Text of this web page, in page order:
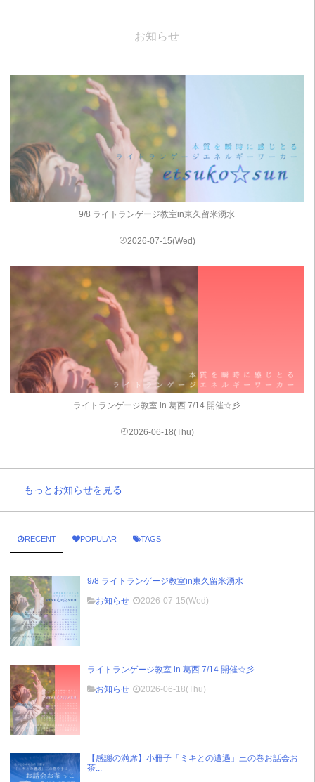
お知らせ
9/8 ライトランゲージ教室in東久留米湧水
2026-07-15(Wed)
ライトランゲージ教室 in 葛西 7/14 開催☆彡
2026-06-18(Thu)
.....もっとお知らせを見る
RECENT POPULAR TAGS
9/8 ライトランゲージ教室in東久留米湧水
お知らせ
2026-07-15(Wed)
ライトランゲージ教室 in 葛西 7/14 開催☆彡
お知らせ
2026-06-18(Thu)
【感謝の満席】小冊子「ミキとの遭遇」三の巻お話会お
茶...